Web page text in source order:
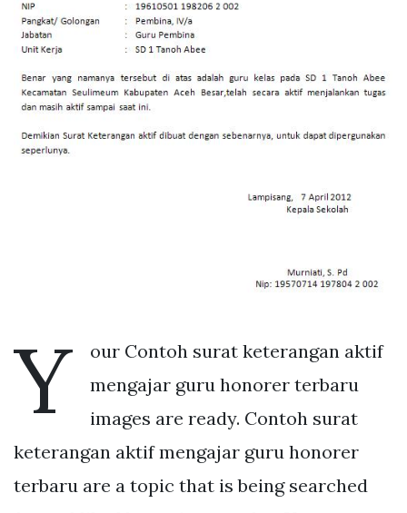
Y
our Contoh surat keterangan aktif
mengajar guru honorer terbaru
images are ready. Contoh surat
keterangan aktif mengajar guru honorer
terbaru are a topic that is being searched